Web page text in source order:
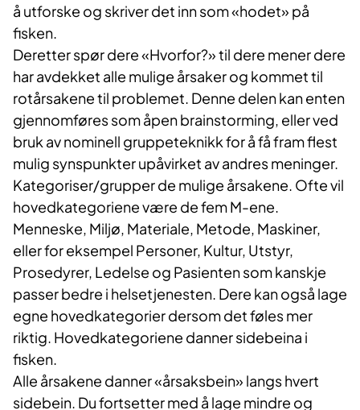
å utforske og skriver det inn som «hodet» på
fisken.
Deretter spør dere «Hvorfor?» til dere mener dere
har avdekket alle mulige årsaker og kommet til
rotårsakene til problemet. Denne delen kan enten
gjennomføres som åpen brainstorming, eller ved
bruk av nominell gruppeteknikk for å få fram flest
mulig synspunkter upåvirket av andres meninger.
Kategoriser/grupper de mulige årsakene. Ofte vil
hovedkategoriene være de fem M-ene.
Menneske, Miljø, Materiale, Metode, Maskiner,
eller for eksempel Personer, Kultur, Utstyr,
Prosedyrer, Ledelse og Pasienten som kanskje
passer bedre i helsetjenesten. Dere kan også lage
egne hovedkategorier dersom det føles mer
riktig. Hovedkategoriene danner sidebeina i
fisken.
Alle årsakene danner «årsaksbein» langs hvert
sidebein. Du fortsetter med å lage mindre og